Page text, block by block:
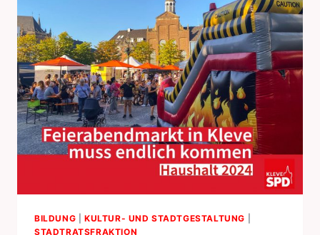
BILDUNG KULTUR- UND STADTGESTALTUNG
STADTRATSFRAKTION